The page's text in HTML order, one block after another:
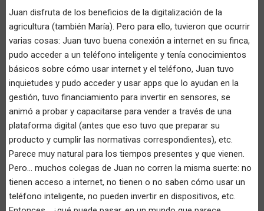
Juan disfruta de los beneficios de la digitalización de la
agricultura (también María). Pero para ello, tuvieron que ocurrir
varias cosas: Juan tuvo buena conexión a internet en su finca,
pudo acceder a un teléfono inteligente y tenía conocimientos
básicos sobre cómo usar internet y el teléfono, Juan tuvo
inquietudes y pudo acceder y usar apps que lo ayudan en la
gestión, tuvo financiamiento para invertir en sensores, se
animó a probar y capacitarse para vender a través de una
plataforma digital (antes que eso tuvo que preparar su
producto y cumplir las normativas correspondientes), etc.
Parece muy natural para los tiempos presentes y que vienen.
Pero… muchos colegas de Juan no corren la misma suerte: no
tienen acceso a internet, no tienen o no saben cómo usar un
teléfono inteligente, no pueden invertir en dispositivos, etc.